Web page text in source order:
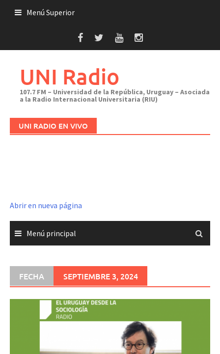
Menú Superior
UNI Radio
107.7 FM – Universidad de la República, Uruguay – Asociada
a la Radio Internacional Universitaria (RIU)
UNI RADIO EN VIVO
Abrir en nueva página
Menú principal
FECHA SEPTIEMBRE 3, 2024